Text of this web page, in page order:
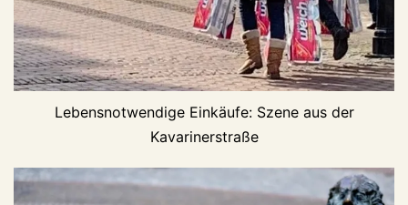
Lebensnotwendige Einkäufe: Szene aus der
Kavarinerstraße